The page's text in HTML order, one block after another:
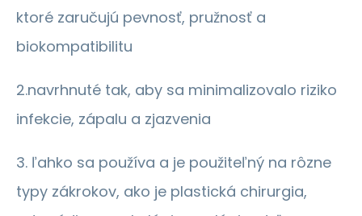
ktoré zaručujú pevnosť, pružnosť a
biokompatibilitu
2.navrhnuté tak, aby sa minimalizovalo riziko
infekcie, zápalu a zjazvenia
3. ľahko sa používa a je použiteľný na rôzne
typy zákrokov, ako je plastická chirurgia,